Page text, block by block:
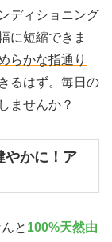
ディショニング
に短縮できま
らかな指通り
るはず。毎日の
ませんか？
やかに！ア
と 100%天然由